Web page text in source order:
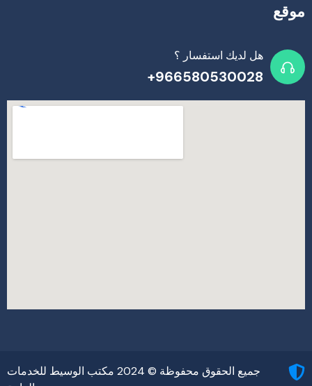
موقع
هل لديك استفسار ؟
966580530028+
جميع الحقوق محفوظة © 2024 مكتب الوسيط للخدمات